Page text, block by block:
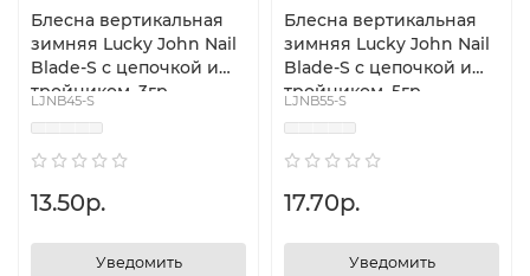
Блесна вертикальная
зимняя Lucky John Nail
Blade-S с цепочкой и
тройником, 3гр
LJNB45-S
13.50р.
Уведомить
Блесна вертикальная
зимняя Lucky John Nail
Blade-S с цепочкой и
тройником, 5гр
LJNB55-S
17.70р.
Уведомить